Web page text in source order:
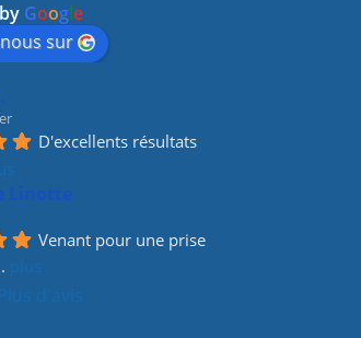
Google
sur
D'excellents résultats
Linotte
Venant pour une prise
plus
Plus d'avis